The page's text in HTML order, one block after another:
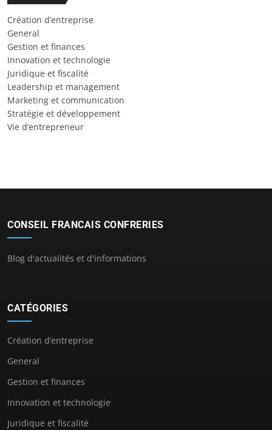
Création d’entreprise
General
Gestion et finances
Innovation et technologie
Juridique et fiscalité
Leadership et management
Marketing et communication
Stratégie et développement
Vie d’entrepreneur
CONSEIL FRANCAIS CONFRERIES
Blog d'actualités et d'informations
CATÉGORIES
Création d’entreprise
General
Gestion et finances
Innovation et technologie
Juridique et fiscalité